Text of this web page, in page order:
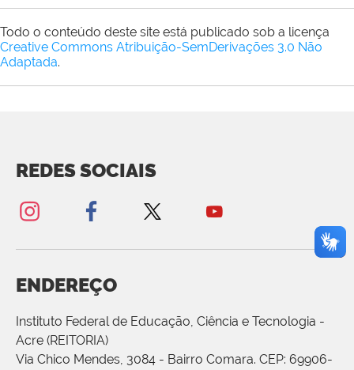
Todo o conteúdo deste site está publicado sob a licença
Creative Commons Atribuição-SemDerivações 3.0 Não
Adaptada.
REDES SOCIAIS
ENDEREÇO
Instituto Federal de Educação, Ciência e Tecnologia -
Acre (REITORIA)
Via Chico Mendes, 3084 - Bairro Comara. CEP: 69906-